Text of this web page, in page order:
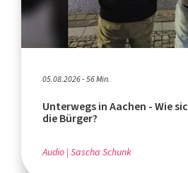
05.08.2026 - 56 Min.
Unterwegs in Aachen - Wie
die Bürger?
Audio Sascha Schunk